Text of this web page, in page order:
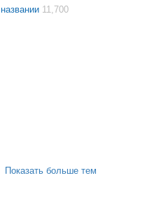
11,700
Показать больше тем